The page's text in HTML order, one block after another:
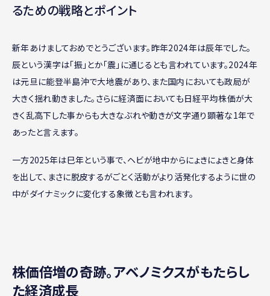
るための戦略とポイント
新年あけましておめでとうございます。昨年2024年は辰年でした。
辰という漢字は「振」とか「震」に通じるとも言われています。2024年
は元旦に能登半島沖で大地震があり、また国内においても政局が
大きく揺れ動きました。さらに経済面においても日経平均株価が大
きく乱高下した事からも大きなぶれや動きが文字通り顕著な1年で
あったと言えます。
一方2025年は巳年という事で、ヘビが地中からにょきにょきと身体
を出して、まさに脱皮するがごとく活動がより活発化するように世の
中がダイナミックに変化する象徴とも言われます。
株価倍増の奇跡。アベノミクスがもたらし
た経済成長